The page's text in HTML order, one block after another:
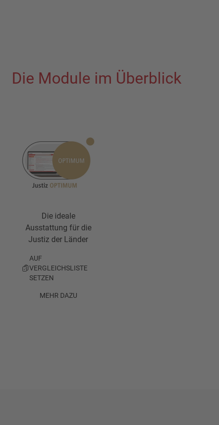
Die Module im Überblick
Die ideale
Ausstattung für die
Justiz der Länder
AUF
VERGLEICHSLISTE
SETZEN
MEHR DAZU